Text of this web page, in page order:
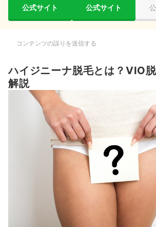
ハイジニーナ脱毛の費用相場は？
施術前：セルフケアを行う
施術後：デリケートになっている肌のケアをする
ハイジニーナ脱毛に関するよくある質問
ハイジニーナ脱毛で粘膜部分は照射できる？
おりものが多いときでもハイジニーナ脱毛は迷
40〜50代にもハイジニーナ脱毛が流行ってい
ハイジニーナ脱毛したい人はおすすめの医療脱毛
mybestおすすめの脱毛サロンはこちらをチェック
施術に関する主なリスク・副作用
公式サイト 公式サイト
コンテンツの誤りを送信する
ハイジニーナ脱毛とは？VIO
解説